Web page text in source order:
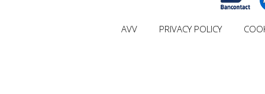
AVV PRIVACY POLICY